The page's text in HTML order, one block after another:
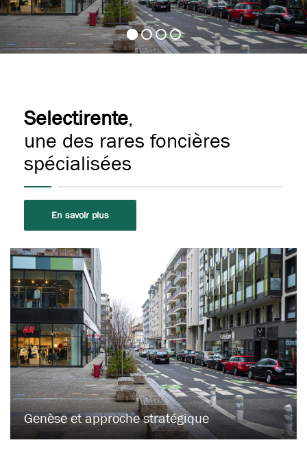
Selectirente,
une des rares foncières
spécialisées
En savoir plus
Genèse et approche stratégique